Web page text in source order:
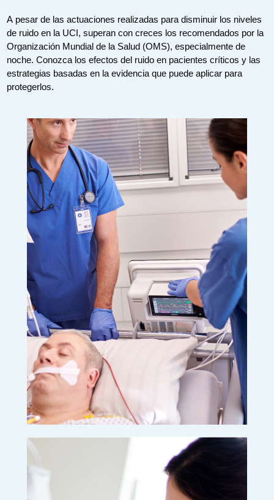
A pesar de las actuaciones realizadas para disminuir los niveles
de ruido en la UCI, superan con creces los recomendados por la
Organización Mundial de la Salud (OMS), especialmente de
noche. Conozca los efectos del ruido en pacientes críticos y las
estrategias basadas en la evidencia que puede aplicar para
protegerlos.